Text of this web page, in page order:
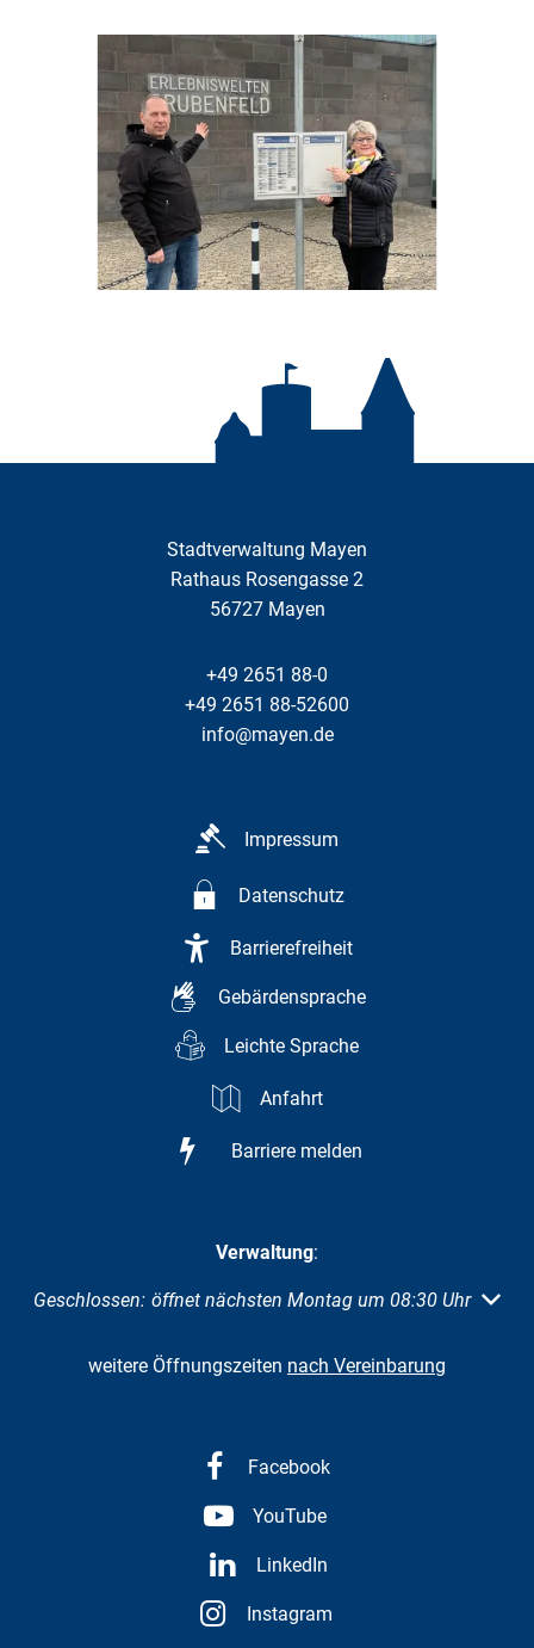
Stadtverwaltung Mayen
Rathaus Rosengasse 2
56727 Mayen
+49 2651 88-0
+49 2651 88-52600
info@mayen.de
Impressum
Datenschutz
Barrierefreiheit
Gebärdensprache
Leichte Sprache
Anfahrt
Barriere melden
Verwaltung:
Klicken, um weitere Öffnungs- oder Schließzeiten
Geschlossen: öffnet nächsten Montag um 08:30 Uhr
weitere Öffnungszeiten nach Vereinbarung
Facebook
YouTube
LinkedIn
Instagram